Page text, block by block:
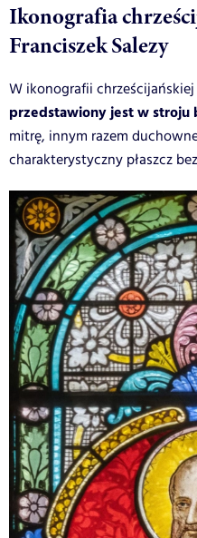
Ikonografia
Franciszek Salezy
W ikonografii chrześcijańskiej
przedstawiony jest w stroju
mitrę, innym razem
charakterystyczny płaszcz